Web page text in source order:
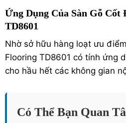
Ứng Dụng Của Sàn Gỗ
TD8601
Nhờ sở hữu hàng loạt ưu
Flooring TD8601 có tính ứng
cho hầu hết các không gian
Có Thể Bạn Quan